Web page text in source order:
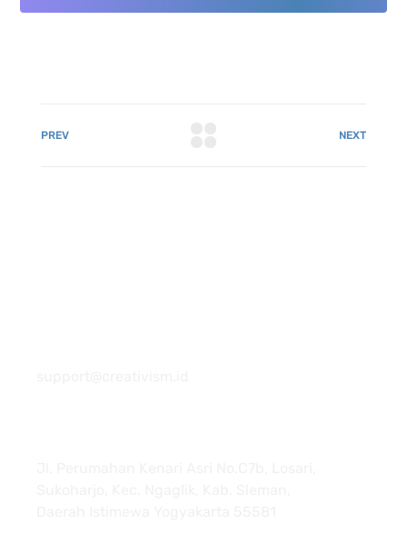
PREV NEXT